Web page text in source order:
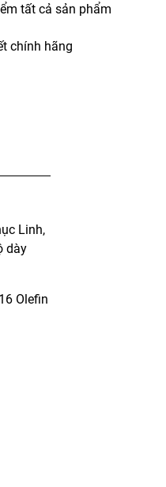
tất cả sản phẩm
chính hãng
Linh,
dày
Olefin